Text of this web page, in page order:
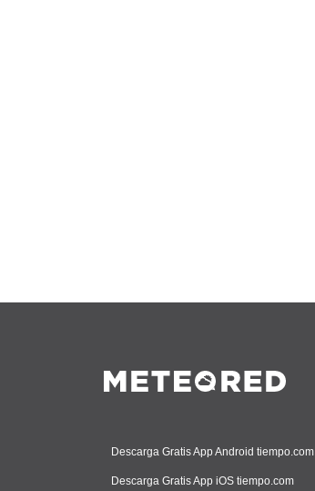
Descarga Gratis App Android tiempo.com
Descarga Gratis App iOS tiempo.com